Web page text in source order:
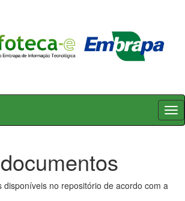
disponíveis no repositório de acordo com a